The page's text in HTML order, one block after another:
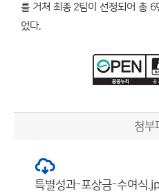
를 거쳐 최종 2팀이 선정되어 총 6
었다.
첨부
특별성과-포상금-수여식